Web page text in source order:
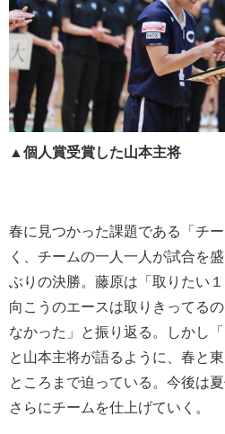
▲個人賞受賞した山本主将
春に見つかった課題である「チ
く、チームの一人一人が試合を
ぶりの決勝。藤原は「取りたい
向こうのエースは取りきってる
なかった」と振り返る。しかし
と山本主将が語るように、春と
ところまで迫っている。今後は
さらにチームを仕上げていく。